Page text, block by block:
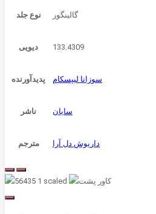
نوع جلد گالینگور
دیویی 133.4309
پدیدآورنده سوزانا لیپسکام
ناشر سایان
مترجم داریوش دل آرا